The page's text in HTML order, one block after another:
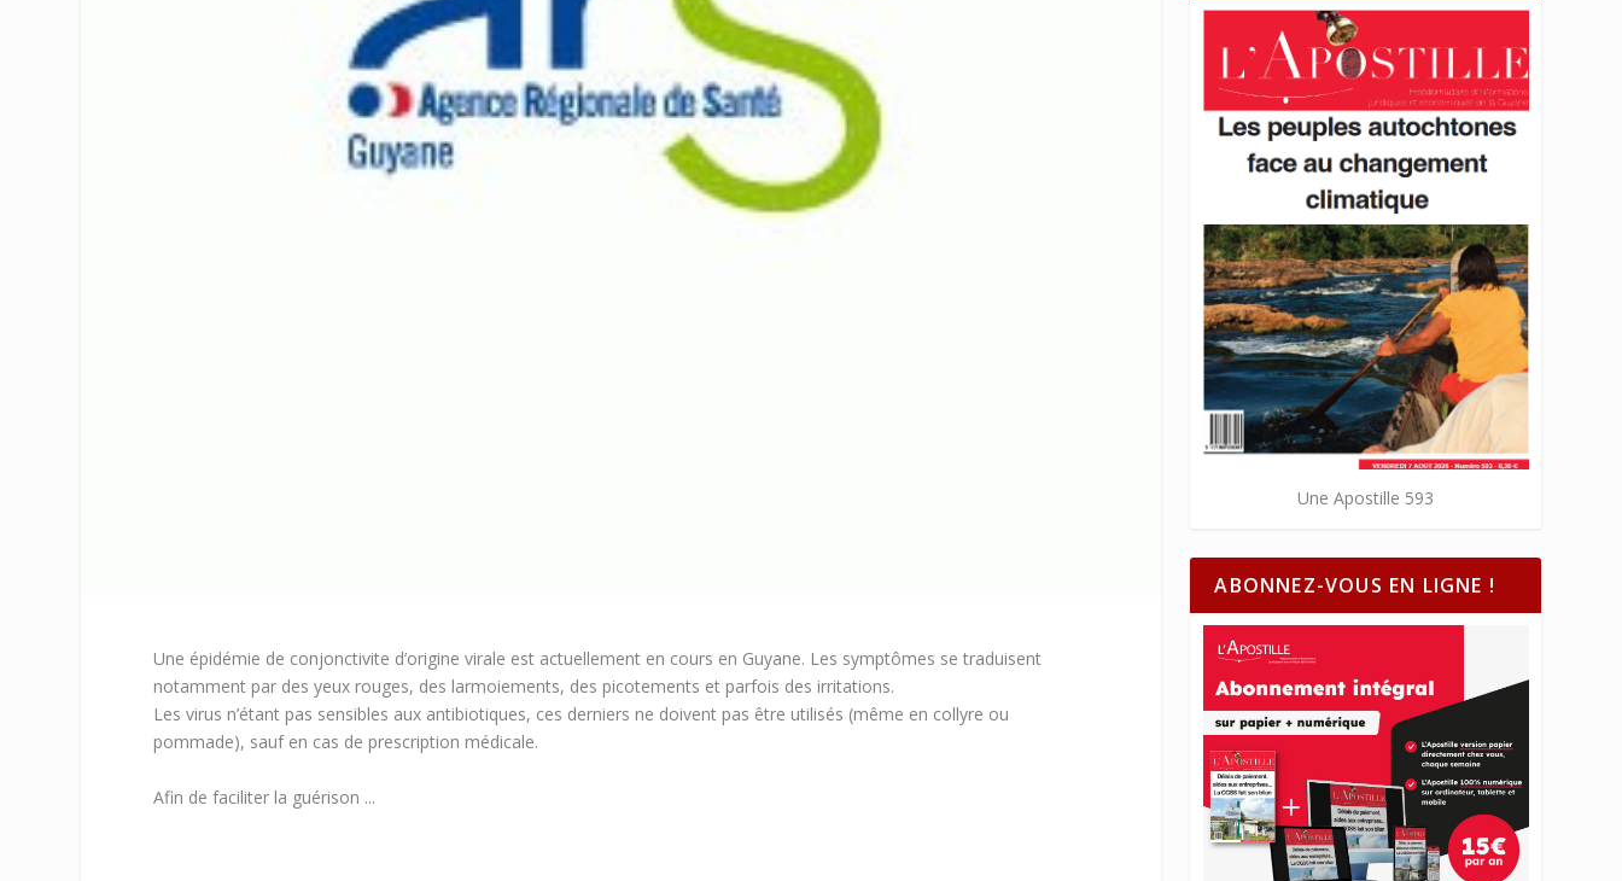
Une épidémie de conjonctivite d’origine virale est actuellement en cours en Guyane. Les symptômes se traduisent
notamment par des yeux rouges, des larmoiements, des picotements et parfois des irritations.
Les virus n’étant pas sensibles aux antibiotiques, ces derniers ne doivent pas être utilisés (même en collyre ou
pommade), sauf en cas de prescription médicale.
Afin de faciliter la guérison ...
Une Apostille 593
ABONNEZ-VOUS EN LIGNE !